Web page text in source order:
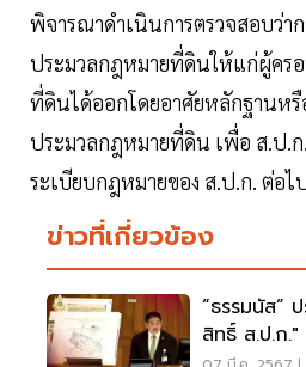
พิจารณาดำเนินการตรวจสอบว่า
ประมวลกฎหมายที่ดินให้แก่ผู้คร
ที่ดินได้ออกโดยอาศัยหลักฐานหรื
ประมวลกฎหมายที่ดิน เพื่อ ส.ป.ก
ระเบียบกฎหมายของ ส.ป.ก. ต่อไ
ข่าวที่เกี่ยวข้อง
“ธรรมนัส”
สิทธิ์ ส.ป.ก